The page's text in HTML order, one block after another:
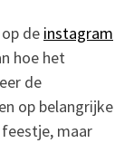
de instagram
hoe het
de
op belangrijke
maar